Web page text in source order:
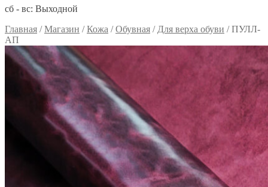
сб - вс: Выходной
Главная /Магазин /Кожа /Обувная / Для верха обуви /ПУЛЛ-
АП